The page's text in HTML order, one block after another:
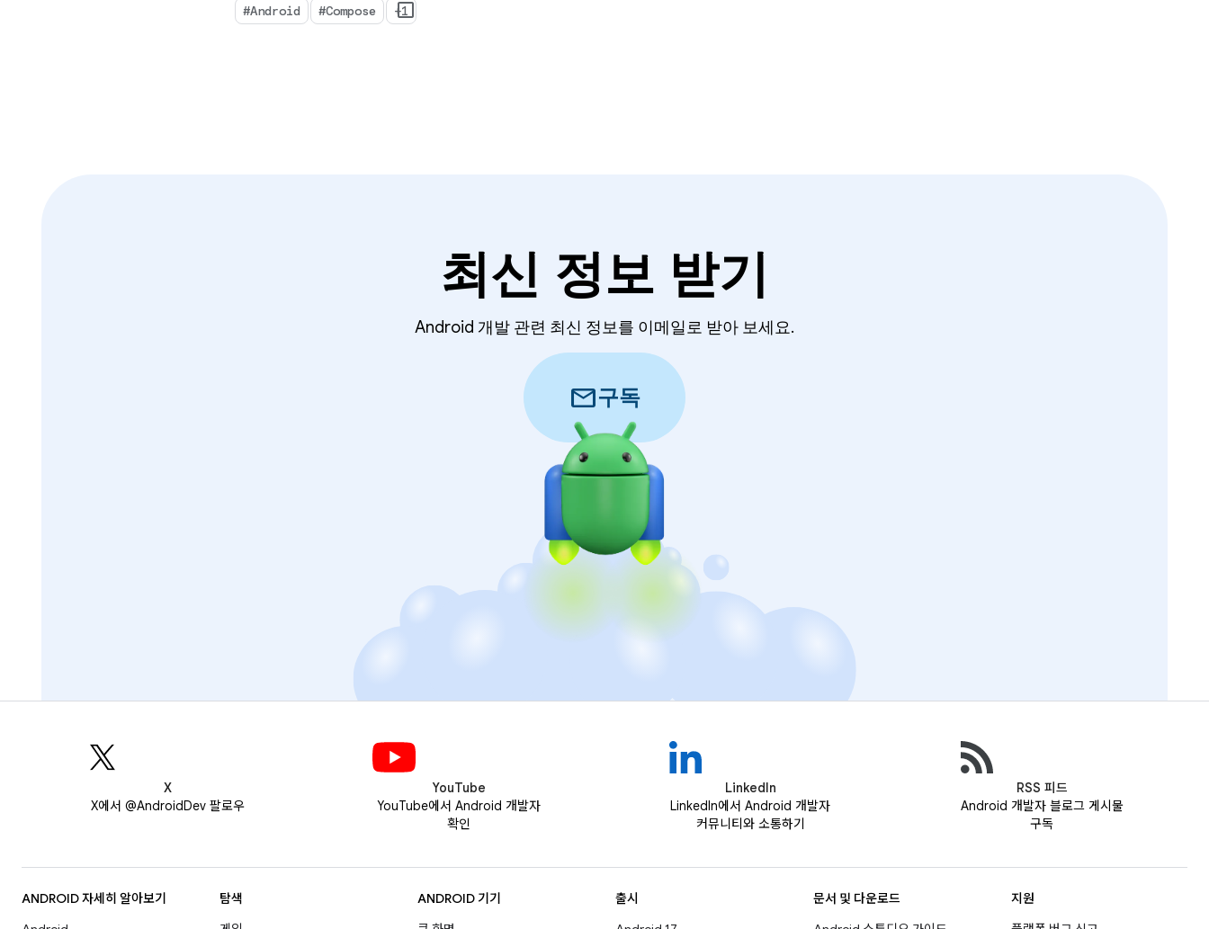
#Android #Compose +1
최신 정보 받기
Android 개발 관련 최신 정보를 이메일로 받아 보세요.
mail구독
X
X에서 @AndroidDev 팔로우
YouTube
YouTube에서 Android 개발자
확인
LinkedIn
LinkedIn에서 Android 개발자
커뮤니티와 소통하기
RSS 피드
Android 개발자 블로그 게시물
구독
ANDROID 자세히 알아보기
탐색
ANDROID 기기
출시
문서 및 다운로드
지원